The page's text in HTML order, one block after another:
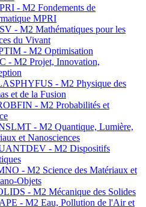
- M2 Fondements de
MPRI
- M2 Mathématiques pour les
du Vivant
- M2 Optimisation
- M2 Projet, Innovation,
- M2 Physique des
et de la Fusion
- M2 Probabilités et
- M2 Quantique, Lumière,
et Nanosciences
- M2 Dispositifs
- M2 Science des Matériaux et
Objets
- M2 Mécanique des Solides
- M2 Eau, Pollution de l'Air et